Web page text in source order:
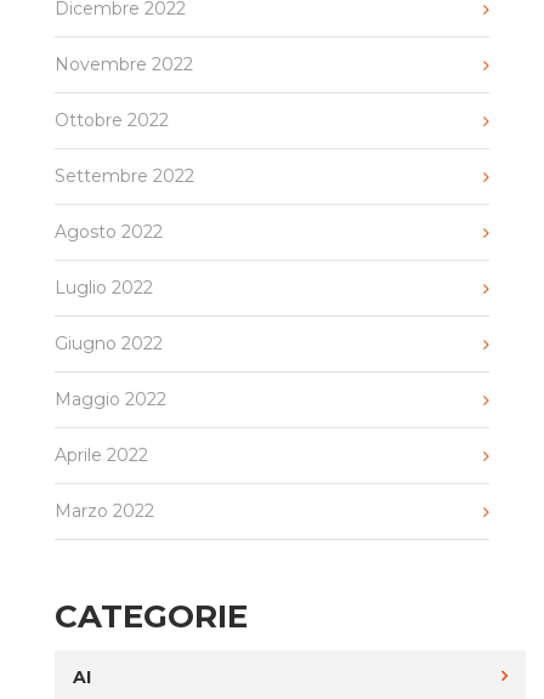
Dicembre 2022
Novembre 2022
Ottobre 2022
Settembre 2022
Agosto 2022
Luglio 2022
Giugno 2022
Maggio 2022
Aprile 2022
Marzo 2022
CATEGORIE
AI